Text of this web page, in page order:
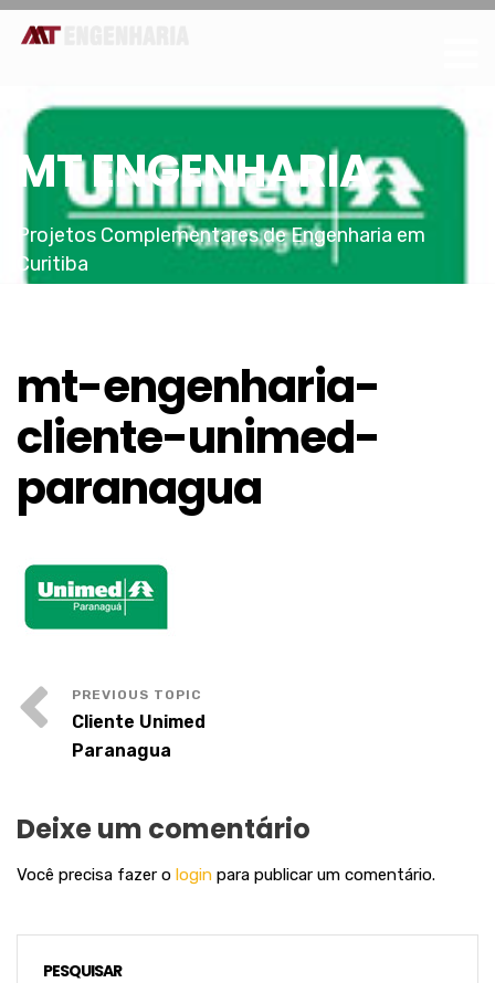
MT ENGENHARIA
Projetos Complementares de Engenharia em
Curitiba
mt-engenharia-
cliente-unimed-
paranagua
Cliente Unimed
Paranagua
Deixe um comentário
Você precisa fazer o login para publicar um comentário.
PESQUISAR